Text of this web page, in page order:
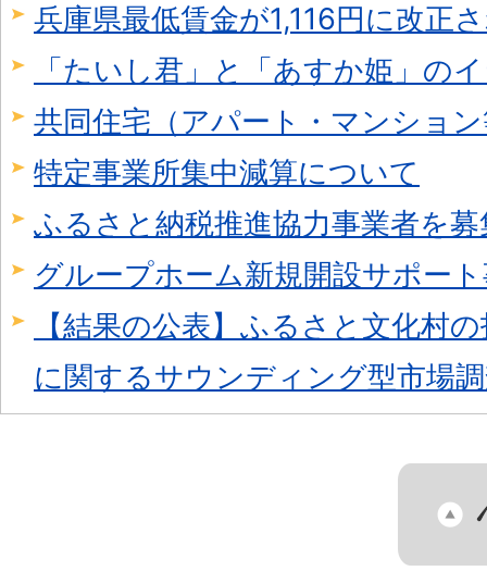
兵庫県最低賃金が1,116円に改正
「たいし君」と「あすか姫」の
共同住宅（アパート・マンショ
特定事業所集中減算について
ふるさと納税推進協力事業者を
グループホーム新規開設サポー
【結果の公表】ふるさと文化村
に関するサウンディング型市場